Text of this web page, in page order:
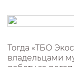
Тогда «ТБО
владельцами